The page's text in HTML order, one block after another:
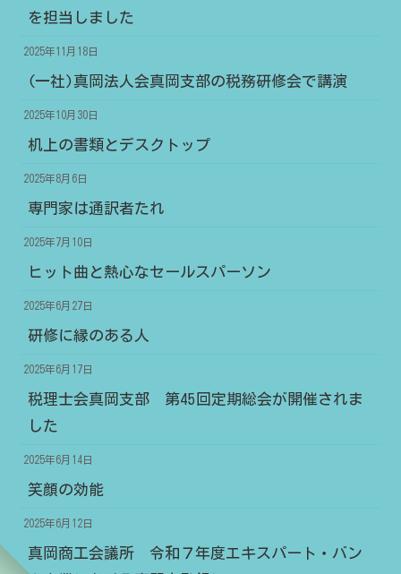
を担当しました
2025年11月18日
(一社)真岡法人会真岡支部の税務研修会で講演
2025年10月30日
机上の書類とデスクトップ
2025年8月6日
専門家は通訳者たれ
2025年7月10日
ヒット曲と熱心なセールスパーソン
2025年6月27日
研修に縁のある人
2025年6月17日
税理士会真岡支部 第45回定期総会が開催されま
した
2025年6月14日
笑顔の効能
2025年6月12日
真岡商工会議所 令和７年度エキスパート・バン